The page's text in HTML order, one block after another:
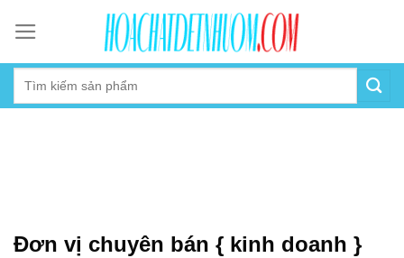
content
Đơn vị chuyên bán { kinh doanh }